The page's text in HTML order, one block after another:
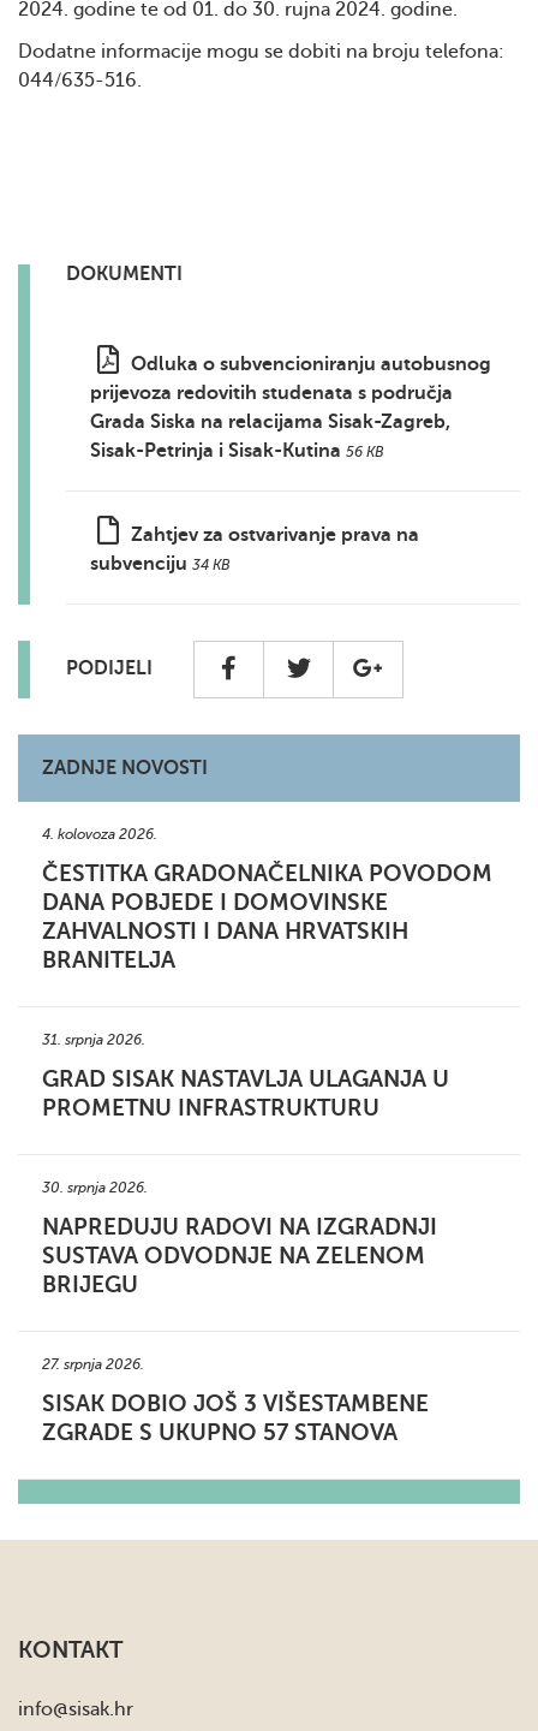
2024. godine te od 01. do 30. rujna 2024. godine.
Dodatne informacije mogu se dobiti na broju telefona:
044/635-516.
DOKUMENTI
Odluka o subvencioniranju autobusnog
prijevoza redovitih studenata s područja
Grada Siska na relacijama Sisak-Zagreb,
Sisak-Petrinja i Sisak-Kutina 56 KB
Zahtjev za ostvarivanje prava na
subvenciju 34 KB
PODIJELI
ZADNJE NOVOSTI
4. kolovoza 2026.
ČESTITKA GRADONAČELNIKA POVODOM
DANA POBJEDE I DOMOVINSKE
ZAHVALNOSTI I DANA HRVATSKIH
BRANITELJA
31. srpnja 2026.
GRAD SISAK NASTAVLJA ULAGANJA U
PROMETNU INFRASTRUKTURU
30. srpnja 2026.
NAPREDUJU RADOVI NA IZGRADNJI
SUSTAVA ODVODNJE NA ZELENOM
BRIJEGU
27. srpnja 2026.
SISAK DOBIO JOŠ 3 VIŠESTAMBENE
ZGRADE S UKUPNO 57 STANOVA
KONTAKT
info@sisak.hr